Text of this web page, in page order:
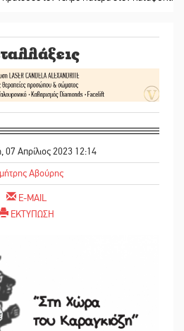
07 Απρίλιος 2023 12:14
Αβούρης
E-MAIL
ΕΚΤΥΠΩΣΗ